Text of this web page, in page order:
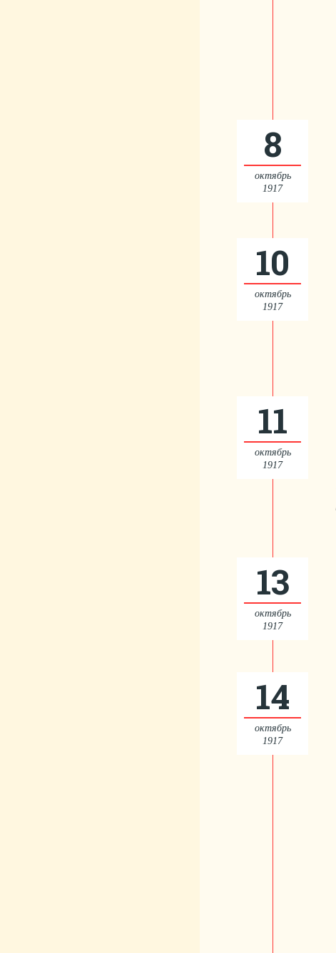
8
октябрь
1917
10
октябрь
1917
11
октябрь
1917
13
октябрь
1917
14
октябрь
1917